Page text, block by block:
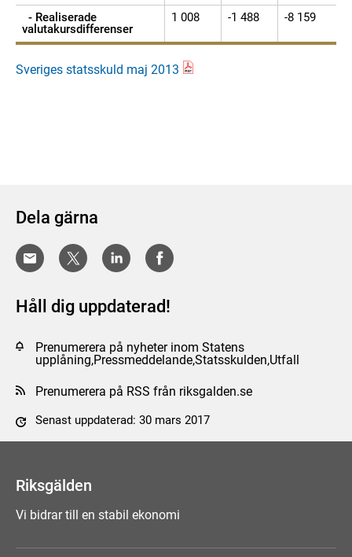
- Realiserade
valutakursdifferenser
1 008 -1 488 -8 159
Sveriges statsskuld maj 2013
Dela gärna
Håll dig uppdaterad!
Prenumerera på nyheter inom Statens
upplåning,Pressmeddelande,Statsskulden,Utfall
Prenumerera på RSS från riksgalden.se
Senast uppdaterad: 30 mars 2017
Riksgälden
Vi bidrar till en stabil ekonomi